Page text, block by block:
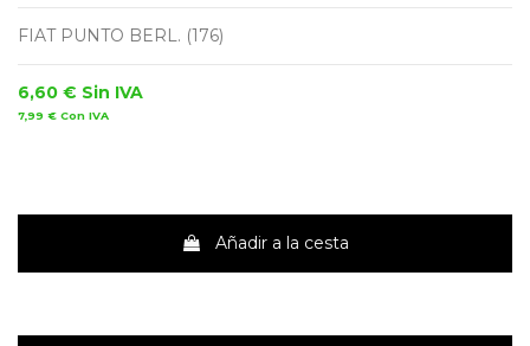
FIAT PUNTO BERL. (176)
6,60 € Sin IVA
7,99 € Con IVA
Añadir a la cesta